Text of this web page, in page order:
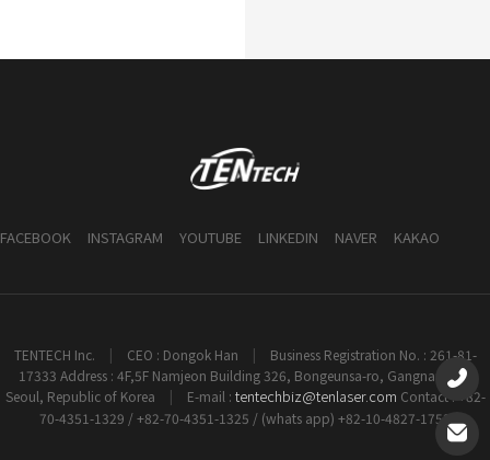
FACEBOOK INSTAGRAM YOUTUBE LINKEDIN NAVER KAKAO
TENTECH Inc. | CEO : Dongok Han |
Business Registration No. : 261-81-
17333 Address : 4F,5F Namjeon Building 326, Bongeunsa-ro, Gangnam-gu,
Seoul, Republic of Korea
| E-mail : tentechbiz@tenlaser.com Contact : +82-
70-4351-1329 / +82-70-4351-1325 / (whats app) +82-10-4827-1753